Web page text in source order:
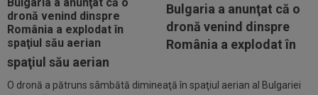
Bulgaria a anunţat că o
dronă venind dinspre
România a explodat în
spaţiul său aerian
O dronă a pătruns sâmbătă dimineaţă în spaţiul aerian al Bulgariei
14:58
Estrela - Sporting, LIVE VIDEO, 22:30, DGS 3.
Cele mai tari meciuri din...
16:12
FRF, reacție despre numirea lui
Marius Șumudică la CFR Cluj